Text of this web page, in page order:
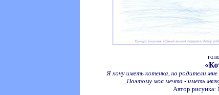
Я хочу иметь котенка, но родители
Поэтому моя мечта - иметь
Автор рисунка: